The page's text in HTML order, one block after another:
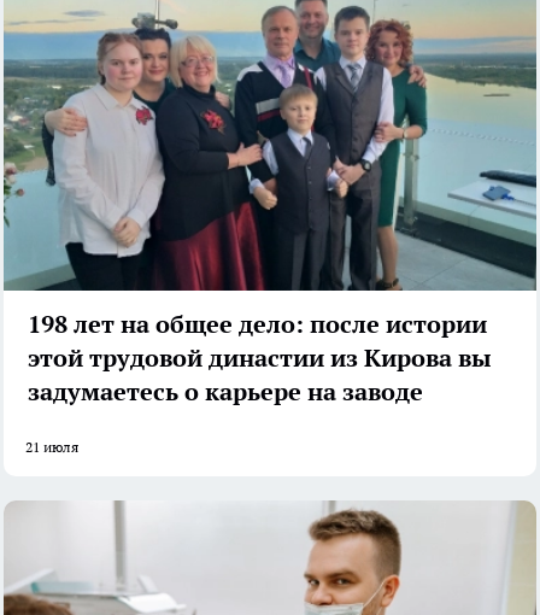
198 лет на общее дело: после истории
этой трудовой династии из Кирова вы
задумаетесь о карьере на заводе
21 июля